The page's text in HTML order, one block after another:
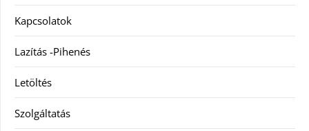
Kapcsolatok
Lazítás -Pihenés
Letöltés
Szolgáltatás